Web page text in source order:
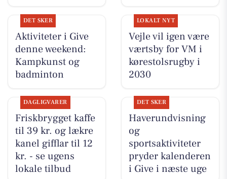
DET SKER
Aktiviteter i Give
denne weekend:
Kampkunst og
badminton
LOKALT NYT
Vejle vil igen være
værtsby for VM i
kørestolsrugby i
2030
DAGLIGVARER
Friskbrygget kaffe
til 39 kr. og lækre
kanel gifflar til 12
kr. - se ugens
lokale tilbud
DET SKER
Haverundvisning
og
sportsaktiviteter
pryder kalenderen
i Give i næste uge